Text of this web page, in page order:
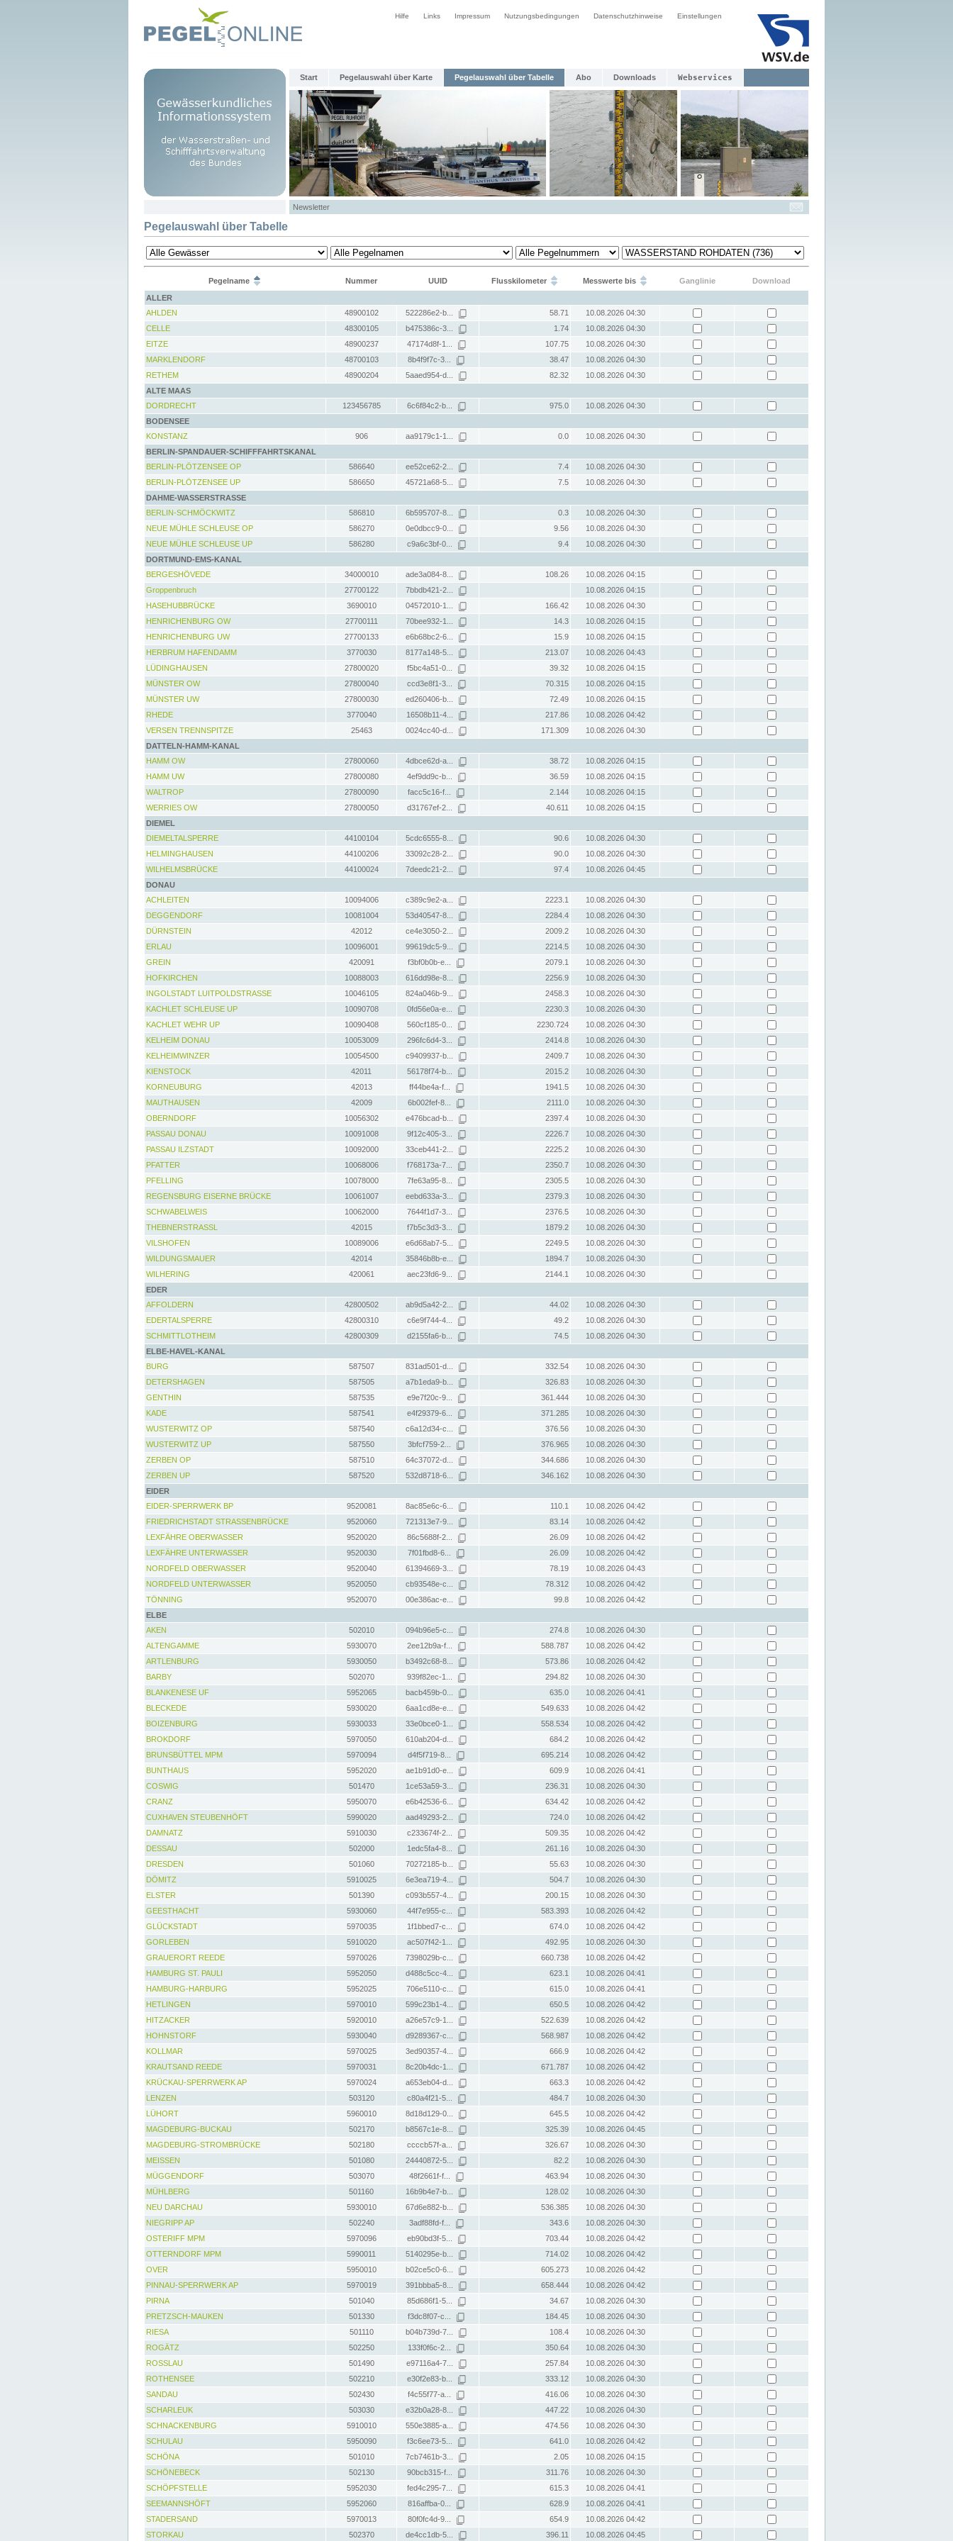
Hilfe Links Impressum Nutzungsbedingungen Datenschutzhinweise Einstellungen
Start Pegelauswahl über Karte Pegelauswahl über Tabelle Abo Downloads Webservices
Newsletter
Pegelauswahl über Tabelle
Pegelname Nummer UUID Flusskilometer Messwerte bis Ganglinie
Download
ALLER
AHLDEN
48900102 522286e2-b... 58.71
10.08.2026 04:30
CELLE
48300105 b475386c-3... 1.74
10.08.2026 04:30
EITZE
48900237 47174d8f-1... 107.75
10.08.2026 04:30
MARKLENDORF
48700103 8b4f9f7c-3... 38.47
10.08.2026 04:30
RETHEM
48900204 5aaed954-d... 82.32
10.08.2026 04:30
ALTE MAAS
DORDRECHT
123456785 6c6f84c2-b... 975.0
10.08.2026 04:30
BODENSEE
KONSTANZ
906 aa9179c1-1... 0.0
10.08.2026 04:30
BERLIN-SPANDAUER-SCHIFFFAHRTSKANAL
BERLIN-PLÖTZENSEE OP
586640 ee52ce62-2... 7.4
10.08.2026 04:30
BERLIN-PLÖTZENSEE UP
586650 45721a68-5... 7.5
10.08.2026 04:30
DAHME-WASSERSTRASSE
BERLIN-SCHMÖCKWITZ
586810 6b595707-8... 0.3
10.08.2026 04:30
NEUE MÜHLE SCHLEUSE OP
586270 0e0dbcc9-0... 9.56
10.08.2026 04:30
NEUE MÜHLE SCHLEUSE UP
586280 c9a6c3bf-0... 9.4
10.08.2026 04:30
DORTMUND-EMS-KANAL
BERGESHÖVEDE
34000010 ade3a084-8... 108.26
10.08.2026 04:15
Groppenbruch
27700122 7bbdb421-2...
10.08.2026 04:15
HASEHUBBRÜCKE
3690010 04572010-1... 166.42
10.08.2026 04:30
HENRICHENBURG OW
27700111 70bee932-1... 14.3
10.08.2026 04:15
HENRICHENBURG UW
27700133 e6b68bc2-6... 15.9
10.08.2026 04:15
HERBRUM HAFENDAMM
3770030 8177a148-5... 213.07
10.08.2026 04:43
LÜDINGHAUSEN
27800020 f5bc4a51-0... 39.32
10.08.2026 04:15
MÜNSTER OW
27800040 ccd3e8f1-3... 70.315
10.08.2026 04:15
MÜNSTER UW
27800030 ed260406-b... 72.49
10.08.2026 04:15
RHEDE
3770040 16508b11-4... 217.86
10.08.2026 04:42
VERSEN TRENNSPITZE
25463 0024cc40-d... 171.309
10.08.2026 04:30
DATTELN-HAMM-KANAL
HAMM OW
27800060 4dbce62d-a... 38.72
10.08.2026 04:15
HAMM UW
27800080 4ef9dd9c-b... 36.59
10.08.2026 04:15
WALTROP
27800090 facc5c16-f... 2.144
10.08.2026 04:15
WERRIES OW
27800050 d31767ef-2... 40.611
10.08.2026 04:15
DIEMEL
DIEMELTALSPERRE
44100104 5cdc6555-8... 90.6
10.08.2026 04:30
HELMINGHAUSEN
44100206 33092c28-2... 90.0
10.08.2026 04:30
WILHELMSBRÜCKE
44100024 7deedc21-2... 97.4
10.08.2026 04:45
DONAU
ACHLEITEN
10094006 c389c9e2-a... 2223.1
10.08.2026 04:30
DEGGENDORF
10081004 53d40547-8... 2284.4
10.08.2026 04:30
DÜRNSTEIN
42012 ce4e3050-2... 2009.2
10.08.2026 04:30
ERLAU
10096001 99619dc5-9... 2214.5
10.08.2026 04:30
GREIN
420091 f3bf0b0b-e... 2079.1
10.08.2026 04:30
HOFKIRCHEN
10088003 616dd98e-8... 2256.9
10.08.2026 04:30
INGOLSTADT LUITPOLDSTRASSE
10046105 824a046b-9... 2458.3
10.08.2026 04:30
KACHLET SCHLEUSE UP
10090708 0fd56e0a-e... 2230.3
10.08.2026 04:30
KACHLET WEHR UP
10090408 560cf185-0... 2230.724
10.08.2026 04:30
KELHEIM DONAU
10053009 296fc6d4-3... 2414.8
10.08.2026 04:30
KELHEIMWINZER
10054500 c9409937-b... 2409.7
10.08.2026 04:30
KIENSTOCK
42011 56178f74-b... 2015.2
10.08.2026 04:30
KORNEUBURG
42013 ff44be4a-f... 1941.5
10.08.2026 04:30
MAUTHAUSEN
42009 6b002fef-8... 2111.0
10.08.2026 04:30
OBERNDORF
10056302 e476bcad-b... 2397.4
10.08.2026 04:30
PASSAU DONAU
10091008 9f12c405-3... 2226.7
10.08.2026 04:30
PASSAU ILZSTADT
10092000 33ceb441-2... 2225.2
10.08.2026 04:30
PFATTER
10068006 f768173a-7... 2350.7
10.08.2026 04:30
PFELLING
10078000 7fe63a95-8... 2305.5
10.08.2026 04:30
REGENSBURG EISERNE BRÜCKE
10061007 eebd633a-3... 2379.3
10.08.2026 04:30
SCHWABELWEIS
10062000 7644f1d7-3... 2376.5
10.08.2026 04:30
THEBNERSTRASSL
42015 f7b5c3d3-3... 1879.2
10.08.2026 04:30
VILSHOFEN
10089006 e6d68ab7-5... 2249.5
10.08.2026 04:30
WILDUNGSMAUER
42014 35846b8b-e... 1894.7
10.08.2026 04:30
WILHERING
420061 aec23fd6-9... 2144.1
10.08.2026 04:30
EDER
AFFOLDERN
42800502 ab9d5a42-2... 44.02
10.08.2026 04:30
EDERTALSPERRE
42800310 c6e9f744-4... 49.2
10.08.2026 04:30
SCHMITTLOTHEIM
42800309 d2155fa6-b... 74.5
10.08.2026 04:30
ELBE-HAVEL-KANAL
BURG
587507 831ad501-d... 332.54
10.08.2026 04:30
DETERSHAGEN
587505 a7b1eda9-b... 326.83
10.08.2026 04:30
GENTHIN
587535 e9e7f20c-9... 361.444
10.08.2026 04:30
KADE
587541 e4f29379-6... 371.285
10.08.2026 04:30
WUSTERWITZ OP
587540 c6a12d34-c... 376.56
10.08.2026 04:30
WUSTERWITZ UP
587550 3bfcf759-2... 376.965
10.08.2026 04:30
ZERBEN OP
587510 64c37072-d... 344.686
10.08.2026 04:30
ZERBEN UP
587520 532d8718-6... 346.162
10.08.2026 04:30
EIDER
EIDER-SPERRWERK BP
9520081 8ac85e6c-6... 110.1
10.08.2026 04:42
FRIEDRICHSTADT STRASSENBRÜCKE
9520060 721313e7-9... 83.14
10.08.2026 04:42
LEXFÄHRE OBERWASSER
9520020 86c5688f-2... 26.09
10.08.2026 04:42
LEXFÄHRE UNTERWASSER
9520030 7f01fbd8-6... 26.09
10.08.2026 04:42
NORDFELD OBERWASSER
9520040 61394669-3... 78.19
10.08.2026 04:43
NORDFELD UNTERWASSER
9520050 cb93548e-c... 78.312
10.08.2026 04:42
TÖNNING
9520070 00e386ac-e... 99.8
10.08.2026 04:42
ELBE
AKEN
502010 094b96e5-c... 274.8
10.08.2026 04:30
ALTENGAMME
5930070 2ee12b9a-f... 588.787
10.08.2026 04:42
ARTLENBURG
5930050 b3492c68-8... 573.86
10.08.2026 04:42
BARBY
502070 939f82ec-1... 294.82
10.08.2026 04:30
BLANKENESE UF
5952065 bacb459b-0... 635.0
10.08.2026 04:41
BLECKEDE
5930020 6aa1cd8e-e... 549.633
10.08.2026 04:42
BOIZENBURG
5930033 33e0bce0-1... 558.534
10.08.2026 04:42
BROKDORF
5970050 610ab204-d... 684.2
10.08.2026 04:42
BRUNSBÜTTEL MPM
5970094 d4f5f719-8... 695.214
10.08.2026 04:42
BUNTHAUS
5952020 ae1b91d0-e... 609.9
10.08.2026 04:41
COSWIG
501470 1ce53a59-3... 236.31
10.08.2026 04:30
CRANZ
5950070 e6b42536-6... 634.42
10.08.2026 04:42
CUXHAVEN STEUBENHÖFT
5990020 aad49293-2... 724.0
10.08.2026 04:42
DAMNATZ
5910030 c233674f-2... 509.35
10.08.2026 04:42
DESSAU
502000 1edc5fa4-8... 261.16
10.08.2026 04:30
DRESDEN
501060 70272185-b... 55.63
10.08.2026 04:30
DÖMITZ
5910025 6e3ea719-4... 504.7
10.08.2026 04:30
ELSTER
501390 c093b557-4... 200.15
10.08.2026 04:30
GEESTHACHT
5930060 44f7e955-c... 583.393
10.08.2026 04:42
GLÜCKSTADT
5970035 1f1bbed7-c... 674.0
10.08.2026 04:42
GORLEBEN
5910020 ac507f42-1... 492.95
10.08.2026 04:30
GRAUERORT REEDE
5970026 7398029b-c... 660.738
10.08.2026 04:42
HAMBURG ST. PAULI
5952050 d488c5cc-4... 623.1
10.08.2026 04:41
HAMBURG-HARBURG
5952025 706e5110-c... 615.0
10.08.2026 04:41
HETLINGEN
5970010 599c23b1-4... 650.5
10.08.2026 04:42
HITZACKER
5920010 a26e57c9-1... 522.639
10.08.2026 04:42
HOHNSTORF
5930040 d9289367-c... 568.987
10.08.2026 04:42
KOLLMAR
5970025 3ed90357-4... 666.9
10.08.2026 04:42
KRAUTSAND REEDE
5970031 8c20b4dc-1... 671.787
10.08.2026 04:42
KRÜCKAU-SPERRWERK AP
5970024 a653eb04-d... 663.3
10.08.2026 04:42
LENZEN
503120 c80a4f21-5... 484.7
10.08.2026 04:30
LÜHORT
5960010 8d18d129-0... 645.5
10.08.2026 04:42
MAGDEBURG-BUCKAU
502170 b8567c1e-8... 325.39
10.08.2026 04:45
MAGDEBURG-STROMBRÜCKE
502180 ccccb57f-a... 326.67
10.08.2026 04:30
MEISSEN
501080 24440872-5... 82.2
10.08.2026 04:30
MÜGGENDORF
503070 48f2661f-f... 463.94
10.08.2026 04:30
MÜHLBERG
501160 16b9b4e7-b... 128.02
10.08.2026 04:30
NEU DARCHAU
5930010 67d6e882-b... 536.385
10.08.2026 04:30
NIEGRIPP AP
502240 3adf88fd-f... 343.6
10.08.2026 04:30
OSTERIFF MPM
5970096 eb90bd3f-5... 703.44
10.08.2026 04:42
OTTERNDORF MPM
5990011 5140295e-b... 714.02
10.08.2026 04:42
OVER
5950010 b02ce5c0-6... 605.273
10.08.2026 04:42
PINNAU-SPERRWERK AP
5970019 391bbba5-8... 658.444
10.08.2026 04:42
PIRNA
501040 85d686f1-5... 34.67
10.08.2026 04:30
PRETZSCH-MAUKEN
501330 f3dc8f07-c... 184.45
10.08.2026 04:30
RIESA
501110 b04b739d-7... 108.4
10.08.2026 04:30
ROGÄTZ
502250 133f0f6c-2... 350.64
10.08.2026 04:30
ROSSLAU
501490 e97116a4-7... 257.84
10.08.2026 04:30
ROTHENSEE
502210 e30f2e83-b... 333.12
10.08.2026 04:30
SANDAU
502430 f4c55f77-a... 416.06
10.08.2026 04:30
SCHARLEUK
503030 e32b0a28-8... 447.22
10.08.2026 04:30
SCHNACKENBURG
5910010 550e3885-a... 474.56
10.08.2026 04:30
SCHULAU
5950090 f3c6ee73-5... 641.0
10.08.2026 04:42
SCHÖNA
501010 7cb7461b-3... 2.05
10.08.2026 04:15
SCHÖNEBECK
502130 90bcb315-f... 311.76
10.08.2026 04:30
SCHÖPFSTELLE
5952030 fed4c295-7... 615.3
10.08.2026 04:41
SEEMANNSHÖFT
5952060 816affba-0... 628.9
10.08.2026 04:41
STADERSAND
5970013 80f0fc4d-9... 654.9
10.08.2026 04:42
STORKAU
502370 de4cc1db-5... 396.11 10.08.2026 04:45